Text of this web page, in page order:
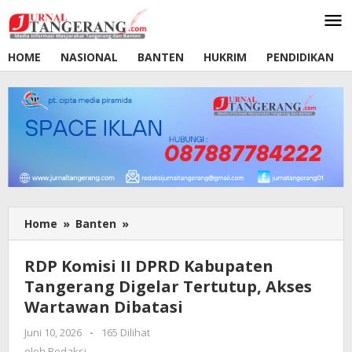
ke
konten
HOME
NASIONAL BANTEN HUKRIM PENDIDIKAN
Home » Banten »
Komisi
DPRD
Kabupaten
Tangerang
Tertutup,
RDP Komisi II DPRD Kabupaten
Tangerang Digelar Tertutup, Akses
Wartawan Dibatasi
Juni 10, 2026
oleh
-
165 Dilihat